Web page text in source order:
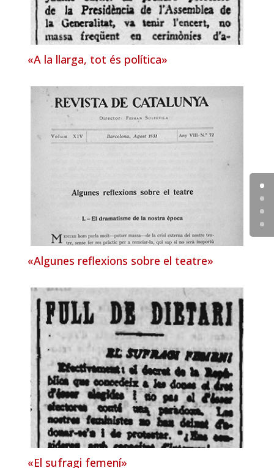
«A la llarga, tot és política»
«Algunes reflexions sobre el teatre»
«El sufragi femení»